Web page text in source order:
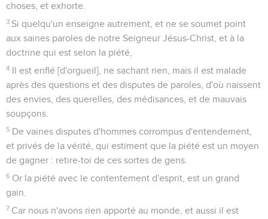
choses, et exhorte.
3 Si quelqu'un enseigne autrement, et ne se soumet point
aux saines paroles de notre Seigneur Jésus-Christ, et à la
doctrine qui est selon la piété,
4 Il est enflé [d'orgueil], ne sachant rien, mais il est malade
après des questions et des disputes de paroles, d'où naissent
des envies, des querelles, des médisances, et de mauvais
soupçons.
5 De vaines disputes d'hommes corrompus d'entendement,
et privés de la vérité, qui estiment que la piété est un moyen
de gagner : retire-toi de ces sortes de gens.
6 Or la piété avec le contentement d'esprit, est un grand
gain.
7 Car nous n'avons rien apporté au monde, et aussi il est